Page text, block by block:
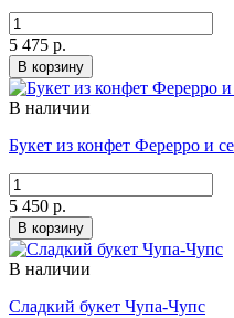
5 475 р.
В корзину
В наличии
Букет из конфет Ферерро и
5 450 р.
В корзину
В наличии
Сладкий букет Чупа-Чупс